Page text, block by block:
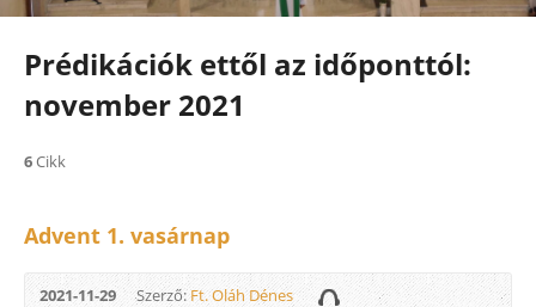
Prédikációk ettől az időponttól:
november 2021
6Cikk
Advent 1. vasárnap
2021-11-29 Szerző:Ft. Oláh Dénes